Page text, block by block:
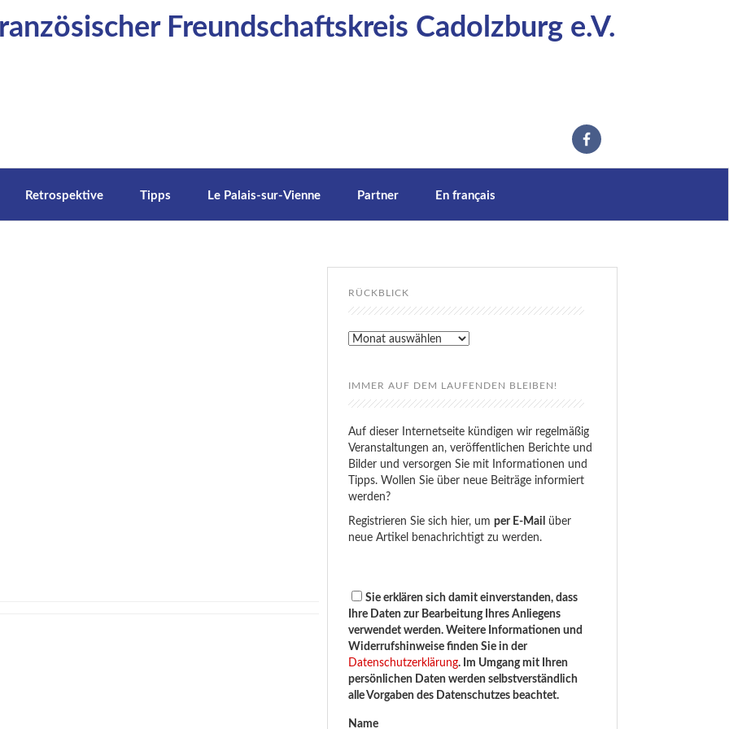
Freundschaftskreis Cadolzburg e.V.
Retrospektive Tipps Le Palais-sur-Vienne Partner En français
RÜCKBLICK
Rückblick
IMMER AUF DEM LAUFENDEN BLEIBEN!
Auf dieser Internetseite kündigen wir regelmäßig
Veranstaltungen an, veröffentlichen Berichte und
Bilder und versorgen Sie mit Informationen und
Tipps. Wollen Sie über neue Beiträge informiert
werden?
Registrieren Sie sich hier, umper E-Mail
über
neue Artikel benachrichtigt zu werden.
Sie erklären sich damit einverstanden, dass
Ihre Daten zur Bearbeitung Ihres Anliegens
verwendet werden. Weitere Informationen und
Widerrufshinweise finden Sie in der
Datenschutzerklärung. Im Umgang mit Ihren
persönlichen Daten werden selbstverständlich
alle Vorgaben des Datenschutzes beachtet.
Name